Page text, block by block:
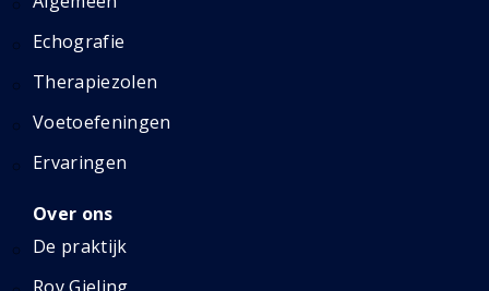
Echografie
Therapiezolen
Voetoefeningen
Ervaringen
Over ons
De praktijk